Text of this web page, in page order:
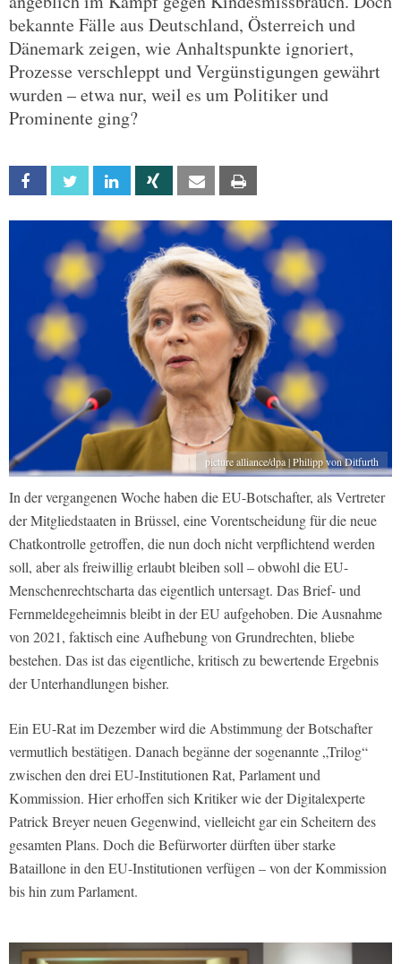
bekannte Fälle aus Deutschland, Österreich und
Dänemark zeigen, wie Anhaltspunkte ignoriert,
Prozesse verschleppt und Vergünstigungen gewährt
wurden – etwa nur, weil es um Politiker und
Prominente ging?
Facebook Twitter Linkedin Xing Email
picture alliance/dpa | Philipp von Ditfurth
In der vergangenen Woche haben die EU-Botschafter, als Vertreter
der Mitgliedstaaten in Brüssel, eine Vorentscheidung für die neue
Chatkontrolle getroffen, die nun doch nicht verpflichtend werden
soll, aber als freiwillig erlaubt bleiben soll – obwohl die EU-
Menschenrechtscharta das eigentlich untersagt. Das Brief- und
Fernmeldegeheimnis bleibt in der EU aufgehoben. Die Ausnahme
von 2021, faktisch eine Aufhebung von Grundrechten, bliebe
bestehen. Das ist das eigentliche, kritisch zu bewertende Ergebnis
der Unterhandlungen bisher.
Ein EU-Rat im Dezember wird die Abstimmung der Botschafter
vermutlich bestätigen. Danach begänne der sogenannte „Trilog“
zwischen den drei EU-Institutionen Rat, Parlament und
Kommission. Hier erhoffen sich Kritiker wie der Digitalexperte
Patrick Breyer neuen Gegenwind, vielleicht gar ein Scheitern des
gesamten Plans. Doch die Befürworter dürften über starke
Bataillone in den EU-Institutionen verfügen – von der Kommission
bis hin zum Parlament.